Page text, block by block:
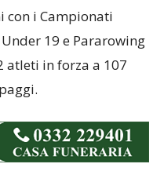
con i Campionati
19 e Pararowing
atleti in forza a 107